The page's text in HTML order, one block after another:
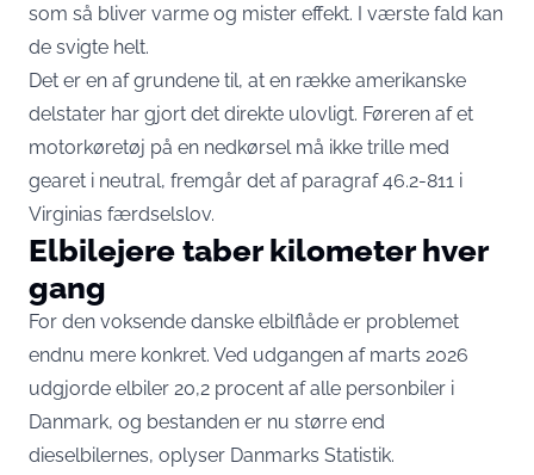
som så bliver varme og mister effekt. I værste fald kan
de svigte helt.
Det er en af grundene til, at en række amerikanske
delstater har gjort det direkte ulovligt. Føreren af et
motorkøretøj på en nedkørsel må ikke trille med
gearet i neutral, fremgår det af paragraf 46.2-811 i
Virginias færdselslov.
Elbilejere taber kilometer hver
gang
For den voksende danske elbilflåde er problemet
endnu mere konkret. Ved udgangen af marts 2026
udgjorde elbiler 20,2 procent af alle personbiler i
Danmark, og bestanden er nu større end
dieselbilernes, oplyser Danmarks Statistik.